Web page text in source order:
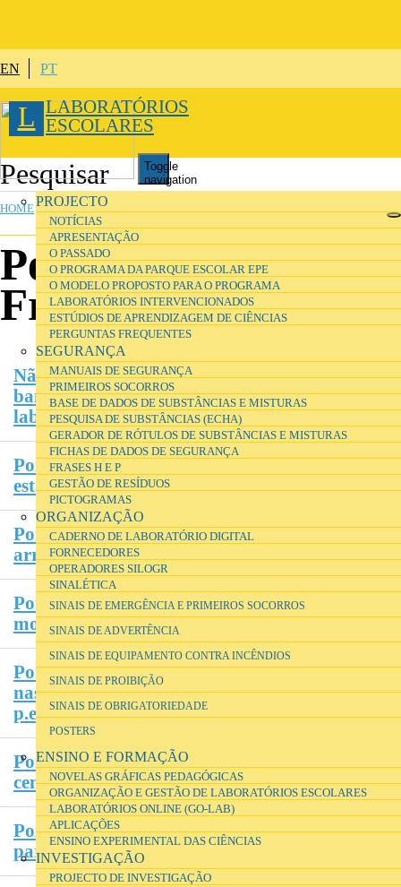
EN PT
L LABORATÓRIOS
ESCOLARES
Toggle
navigation
PROJECTO
NOTÍCIAS
APRESENTAÇÃO
O PASSADO
O PROGRAMA DA PARQUE ESCOLAR EPE
O MODELO PROPOSTO PARA O PROGRAMA
LABORATÓRIOS INTERVENCIONADOS
ESTÚDIOS DE APRENDIZAGEM DE CIÊNCIAS
PERGUNTAS FREQUENTES
SEGURANÇA
MANUAIS DE SEGURANÇA
PRIMEIROS SOCORROS
BASE DE DADOS DE SUBSTÂNCIAS E MISTURAS
PESQUISA DE SUBSTÂNCIAS (ECHA)
GERADOR DE RÓTULOS DE SUBSTÂNCIAS E MISTURAS
FICHAS DE DADOS DE SEGURANÇA
FRASES H E P
GESTÃO DE RESÍDUOS
PICTOGRAMAS
ORGANIZAÇÃO
CADERNO DE LABORATÓRIO DIGITAL
FORNECEDORES
OPERADORES SILOGR
SINALÉTICA
SINAIS DE EMERGÊNCIA E PRIMEIROS SOCORROS
SINAIS DE ADVERTÊNCIA
SINAIS DE EQUIPAMENTO CONTRA INCÊNDIOS
SINAIS DE PROIBIÇÃO
SINAIS DE OBRIGATORIEDADE
POSTERS
ENSINO E FORMAÇÃO
NOVELAS GRÁFICAS PEDAGÓGICAS
ORGANIZAÇÃO E GESTÃO DE LABORATÓRIOS ESCOLARES
LABORATÓRIOS ONLINE (GO-LAB)
APLICAÇÕES
ENSINO EXPERIMENTAL DAS CIÊNCIAS
INVESTIGAÇÃO
PROJECTO DE INVESTIGAÇÃO
YOU ARE HERE
HOME»PROJECTO
Perguntas
Frequentes
Não será pouco prático reorganizar as
bancadas móveis para as actividades nos
laboratórios?
Porque é que a hotte (na maioria dos casos)
está colocada apenas na sala de apoio?
Porque é que alguns dos módulos de
arrumação são transparentes?
Porque é que não há câmara escura como no
modelo anterior?
Porque é que não há espaço para as pernas
nas bancadas laterais para trabalho sentado,
p.e. em observações ao microscópio?
Porque é que não há infra-estruturas na zona
central dos laboratórios?
Porque é que não há salas de aula normais
para as aulas teóricas?